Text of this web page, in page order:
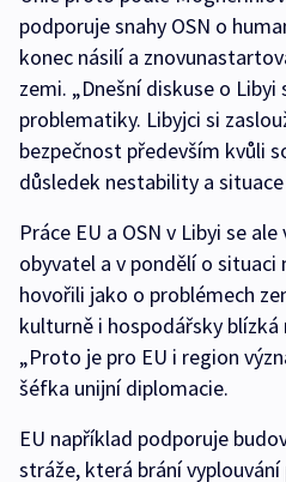
podporuje snahy OSN o
konec násilí a
zemi. „Dnešní diskuse o
problematiky. Libyjci si
bezpečnost především kvůli
důsledek nestability a situace
Práce EU a OSN v Libyi se
obyvatel a v pondělí o situaci
hovořili jako o problémech
kulturně i hospodářsky blízká
„Proto je pro EU i region
šéfka unijní diplomacie.
EU například podporuje
stráže, která brání